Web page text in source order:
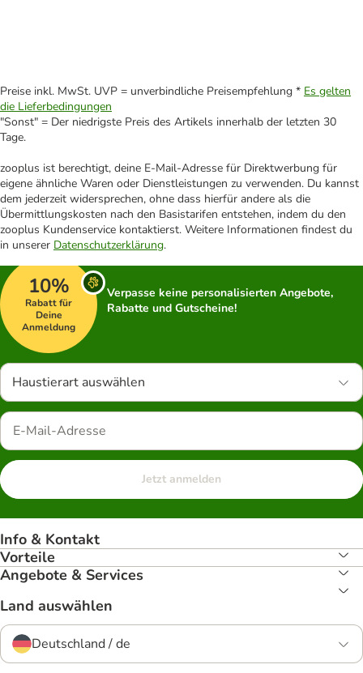
Preise inkl. MwSt. UVP = unverbindliche Preisempfehlung * Es gelten
die Lieferbedingungen
"Sonst" = Der niedrigste Preis des Artikels innerhalb der letzten 30
Tage.
zooplus ist berechtigt, deine E-Mail-Adresse für Direktwerbung für
eigene ähnliche Waren oder Dienstleistungen zu verwenden. Du kannst
dem jederzeit widersprechen, ohne dass hierfür andere als die
Übermittlungskosten nach den Basistarifen entstehen, indem du den
zooplus Kundenservice kontaktierst. Weitere Informationen findest du
in unserer Datenschutzerklärung.
10%
Rabatt für
Deine
Anmeldung
Verpasse keine personalisierten Angebote,
Rabatte und Gutscheine!
Haustierart auswählen
Jetzt anmelden
Info & Kontakt
Vorteile
Angebote & Services
Land auswählen
Deutschland / de